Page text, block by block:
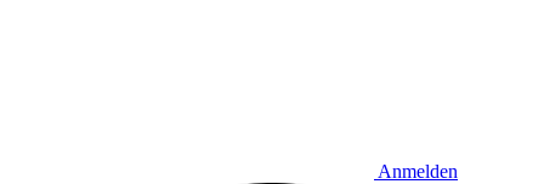
Anmelden